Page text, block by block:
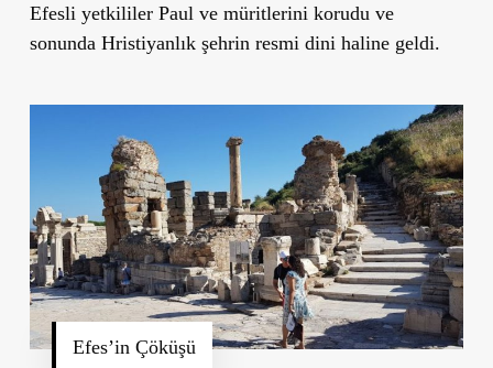
Efesli yetkililer Paul ve müritlerini korudu ve
sonunda Hristiyanlık şehrin resmi dini haline geldi.
Efes’in Çöküşü